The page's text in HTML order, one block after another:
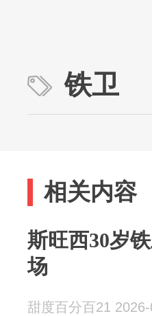
铁卫
相关内容
斯旺西30岁
场
甜度百分百21